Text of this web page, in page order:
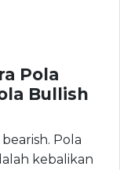
Pola
Bullish
Pola
kebalikan